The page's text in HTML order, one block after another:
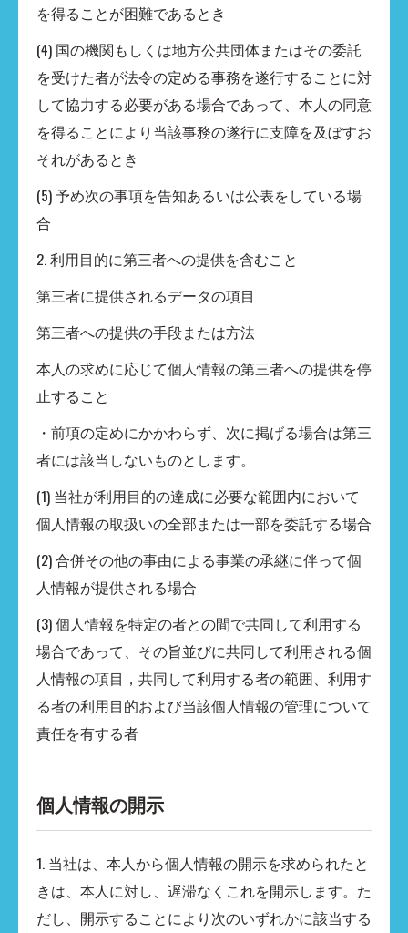
を得ることが困難であるとき
(4) 国の機関もしくは地方公共団体またはその委託
を受けた者が法令の定める事務を遂行することに対
して協力する必要がある場合であって、本人の同意
を得ることにより当該事務の遂行に支障を及ぼすお
それがあるとき
(5) 予め次の事項を告知あるいは公表をしている場
合
2. 利用目的に第三者への提供を含むこと
第三者に提供されるデータの項目
第三者への提供の手段または方法
本人の求めに応じて個人情報の第三者への提供を停
止すること
・前項の定めにかかわらず、次に掲げる場合は第三
者には該当しないものとします。
(1) 当社が利用目的の達成に必要な範囲内において
個人情報の取扱いの全部または一部を委託する場合
(2) 合併その他の事由による事業の承継に伴って個
人情報が提供される場合
(3) 個人情報を特定の者との間で共同して利用する
場合であって、その旨並びに共同して利用される個
人情報の項目，共同して利用する者の範囲、利用す
る者の利用目的および当該個人情報の管理について
責任を有する者
個人情報の開示
1. 当社は、本人から個人情報の開示を求められたと
きは、本人に対し、遅滞なくこれを開示します。た
だし、開示することにより次のいずれかに該当する